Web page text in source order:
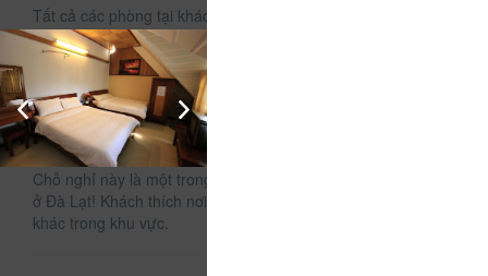
Tất cả các phòng tại khách sạn đều được trang bị khu vực
ghế ngồi, TV và phòng tắm riêng.
Dan Chi Hotel cách Hồ Tuyền Lâm 6 km, Núi Lang Bian 11
km và sân bay Liên Khương 29 km.
Đây là khu vực ở Đà Lạt mà khách yêu thích, theo các đánh
giá độc lập.
Chỗ nghỉ này là một trong những vị trí được đánh giá tốt nhất
ở Đà Lạt! Khách thích nơi đây hơn so với những chỗ nghỉ
khác trong khu vực.